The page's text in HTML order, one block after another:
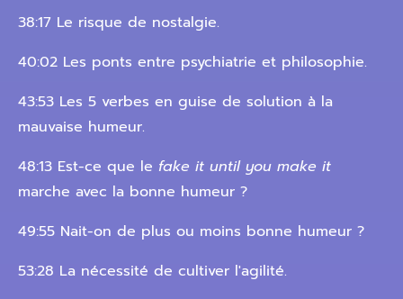
38:17 Le risque de nostalgie.
40:02 Les ponts entre psychiatrie et philosophie.
43:53 Les 5 verbes en guise de solution à la
mauvaise humeur.
48:13 Est-ce que le fake it until you make it
marche avec la bonne humeur ?
49:55 Nait-on de plus ou moins bonne humeur ?
53:28 La nécessité de cultiver l'agilité.